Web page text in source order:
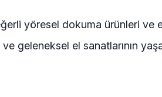
yöresel dokuma ürünleri ve
geleneksel el sanatlarının